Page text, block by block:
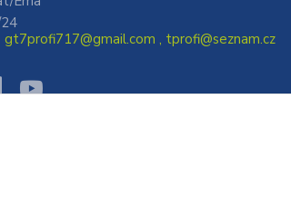
gt7profi717@gmail.com , tprofi@seznam.cz